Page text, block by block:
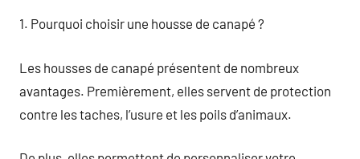
1. Pourquoi choisir une housse de canapé ?
Les housses de canapé présentent de nombreux
avantages. Premièrement, elles servent de protection
contre les taches, l’usure et les poils d’animaux.